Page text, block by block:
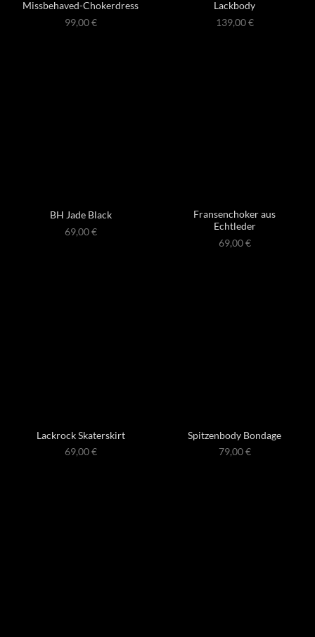
Missbehaved-Chokerdress
99,00€
Lackbody
139,00€
BH Jade Black
69,00€
Fransenchoker aus
Echtleder
69,00€
Lackrock Skaterskirt
69,00€
Spitzenbody Bondage
79,00€